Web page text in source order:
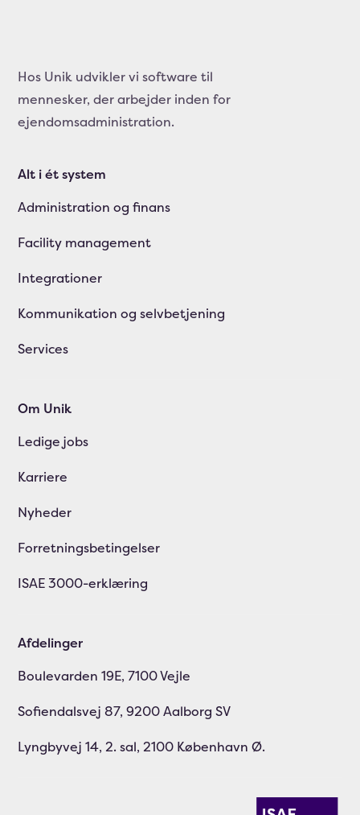
Hos Unik udvikler vi software til
mennesker, der arbejder inden for
ejendomsadministration.
Alt i ét system
Administration og finans
Facility management
Integrationer
Kommunikation og selvbetjening
Services
Om Unik
Ledige jobs
Karriere
Nyheder
Forretningsbetingelser
ISAE 3000-erklæring
Afdelinger
Boulevarden 19E, 7100 Vejle
Sofiendalsvej 87, 9200 Aalborg SV
Lyngbyvej 14, 2. sal, 2100 København Ø.